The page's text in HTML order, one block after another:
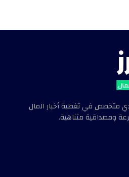
متخصص في تغطية أخبار المال
ومصداقية متناهية.